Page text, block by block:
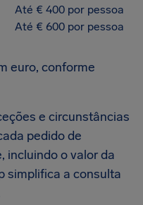
Até € 400 por pessoa
Até € 600 por pessoa
euro, conforme
e circunstâncias
pedido de
incluindo o valor da
simplifica a consulta